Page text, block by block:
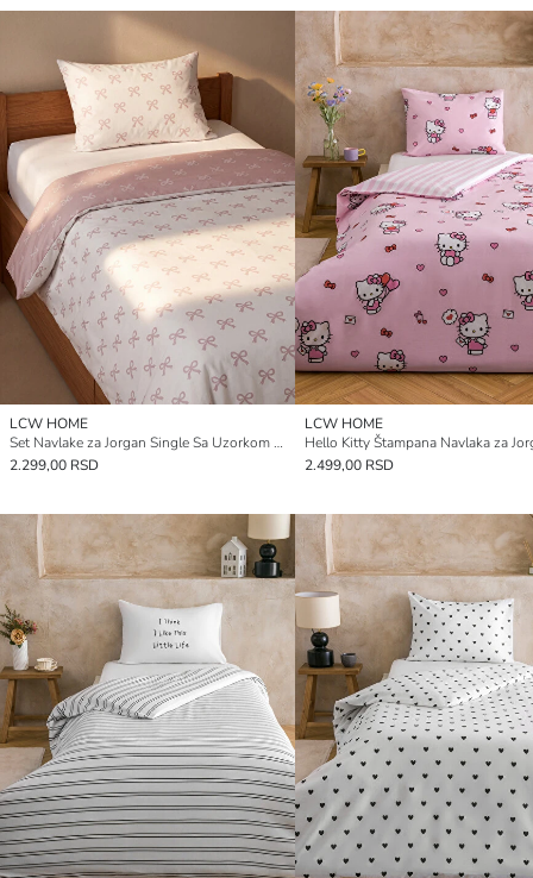
LCW HOME
Set Navlake za Jorgan Single Sa Uzorkom Mašne
2.299,00 RSD
LCW HOME
2.499,00 RSD